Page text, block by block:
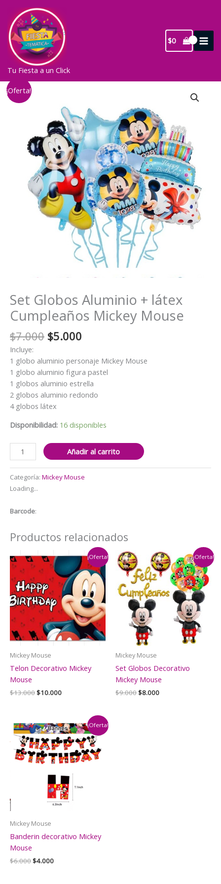
contenido
Tu Fiesta a un Click
$0
¡Oferta!
Set Globos Aluminio + látex
Cumpleaños Mickey Mouse
$7.000 El
original
era:
$7.000.
$5.000
actual
es:
$5.000.
Incluye:
1 globo aluminio personaje Mickey Mouse
1 globo aluminio figura pastel
1 globos aluminio estrella
2 globos aluminio redondo
4 globos látex
Disponibilidad: 16 disponibles
Globos
Aluminio
+
látex
Mickey
cantidad
Añadir al carrito
Categoría: Mickey Mouse
Loading...
Barcode:
Productos relacionados
¡Oferta!
Mickey Mouse
Telon Decorativo Mickey
Mouse
$13.000El
$13.000.
$10.000El
$10.000.
¡Oferta!
Mickey Mouse
Set Globos Decorativo
Mickey Mouse
$9.000El
$8.000El
¡Oferta!
Mickey Mouse
Banderin decorativo Mickey
Mouse
$6.000El
$4.000El